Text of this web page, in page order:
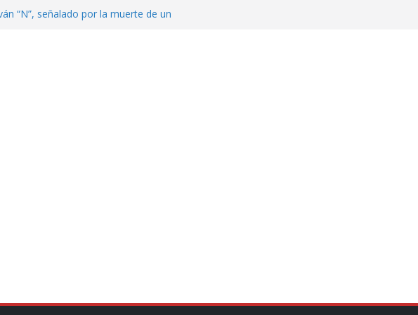
“N”, señalado por la muerte de un
Veracruz; aumentan a 33 los
secos